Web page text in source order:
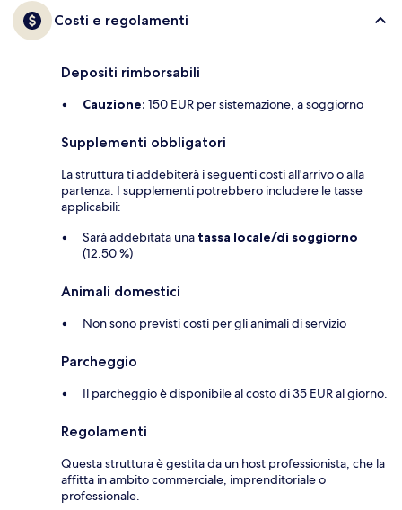
Costi e regolamenti
Depositi rimborsabili
Cauzione: 150 EUR per sistemazione, a soggiorno
Supplementi obbligatori
La struttura ti addebiterà i seguenti costi all'arrivo o alla
partenza. I supplementi potrebbero includere le tasse
applicabili:
Sarà addebitata una tassa locale/di soggiorno
(12.50 %)
Animali domestici
Non sono previsti costi per gli animali di servizio
Parcheggio
Il parcheggio è disponibile al costo di 35 EUR al giorno.
Regolamenti
Questa struttura è gestita da un host professionista, che la
affitta in ambito commerciale, imprenditoriale o
professionale.